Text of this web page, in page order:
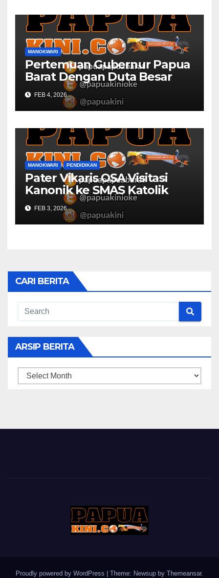
MANOKWARI
Pertemuan Gubernur Papua
Barat Dengan Duta Besar
Inggris Berbuah Manis
FEB 4, 2026
MANOKWARI PENDIDIKAN
Pater Vikaris OSA Visitasi
Kanonik ke SMAS Katolik
Villanova Manokwari
FEB 3, 2026
CARI BERITA
ARSIP BERITA
ARSIP
Proudly powered by WordPress Theme: Newsup by Themeansar.